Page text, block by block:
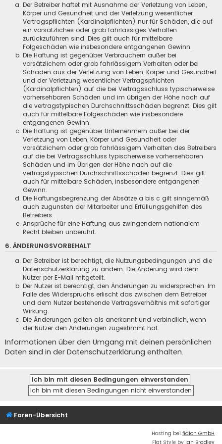
Der Betreiber haftet mit Ausnahme der Verletzung von Leben,
Körper und Gesundheit und der Verletzung wesentlicher
Vertragspflichten (Kardinalpflichten) nur für Schäden, die auf
ein vorsätzliches oder grob fahrlässiges Verhalten
zurückzuführen sind. Dies gilt auch für mittelbare
Folgeschäden wie insbesondere entgangenen Gewinn.
Die Haftung ist gegenüber Verbrauchern außer bei
vorsätzlichem oder grob fahrlässigem Verhalten oder bei
Schäden aus der Verletzung von Leben, Körper und Gesundheit
und der Verletzung wesentlicher Vertragspflichten
(Kardinalpflichten) auf die bei Vertragsschluss typischerweise
vorhersehbaren Schäden und im übrigen der Höhe nach auf
die vertragstypischen Durchschnittsschäden begrenzt. Dies gilt
auch für mittelbare Folgeschäden wie insbesondere
entgangenen Gewinn.
Die Haftung ist gegenüber Unternehmern außer bei der
Verletzung von Leben, Körper und Gesundheit oder
vorsätzlichem oder grob fahrlässigem Verhalten des Betreibers
auf die bei Vertragsschluss typischerweise vorhersehbaren
Schäden und im Übrigen der Höhe nach auf die
vertragstypischen Durchschnittsschäden begrenzt. Dies gilt
auch für mittelbare Schäden, insbesondere entgangenen
Gewinn.
Die Haftungsbegrenzung der Absätze a bis c gilt sinngemäß
auch zugunsten der Mitarbeiter und Erfüllungsgehilfen des
Betreibers.
Ansprüche für eine Haftung aus zwingendem nationalem
Recht bleiben unberührt.
6. ÄNDERUNGSVORBEHALT
Der Betreiber ist berechtigt, die Nutzungsbedingungen und die
Datenschutzerklärung zu ändern. Die Änderung wird dem
Nutzer per E-Mail mitgeteilt.
Der Nutzer ist berechtigt, den Änderungen zu widersprechen. Im
Falle des Widerspruchs erlischt das zwischen dem Betreiber
und dem Nutzer bestehende Vertragsverhältnis mit sofortiger
Wirkung.
Die Änderungen gelten als anerkannt und verbindlich, wenn
der Nutzer den Änderungen zugestimmt hat.
Informationen über den Umgang mit deinen persönlichen
Daten sind in der Datenschutzerklärung enthalten.
Foren-Übersicht
Hosting bei fidion GmbH
Flat Style by Ian Bradley